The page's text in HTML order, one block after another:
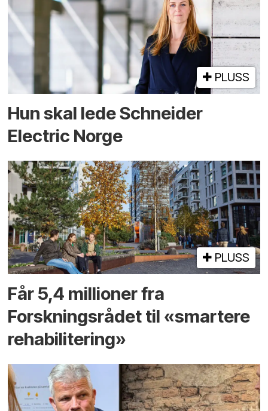
PLUSS
Hun skal lede Schneider
Electric Norge
PLUSS
Får 5,4 millioner fra
Forskningsrådet til «smartere
rehabilitering»